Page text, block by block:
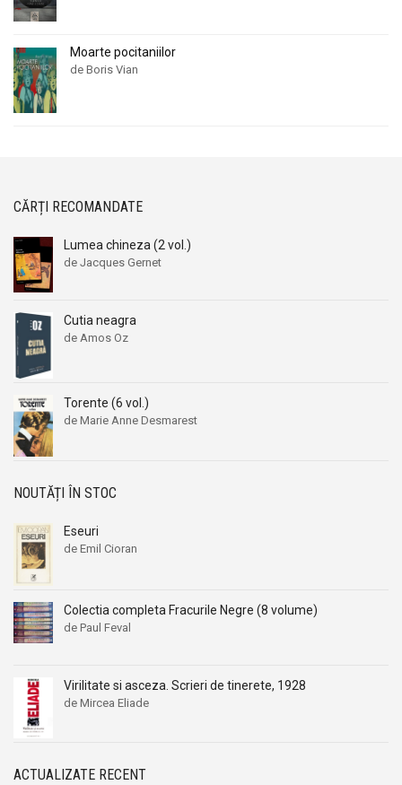
Moarte pocitaniilor
de Boris Vian
CĂRȚI RECOMANDATE
Lumea chineza (2 vol.)
de Jacques Gernet
Cutia neagra
de Amos Oz
Torente (6 vol.)
de Marie Anne Desmarest
NOUTĂȚI ÎN STOC
Eseuri
de Emil Cioran
Colectia completa Fracurile Negre (8 volume)
de Paul Feval
Virilitate si asceza. Scrieri de tinerete, 1928
de Mircea Eliade
ACTUALIZATE RECENT